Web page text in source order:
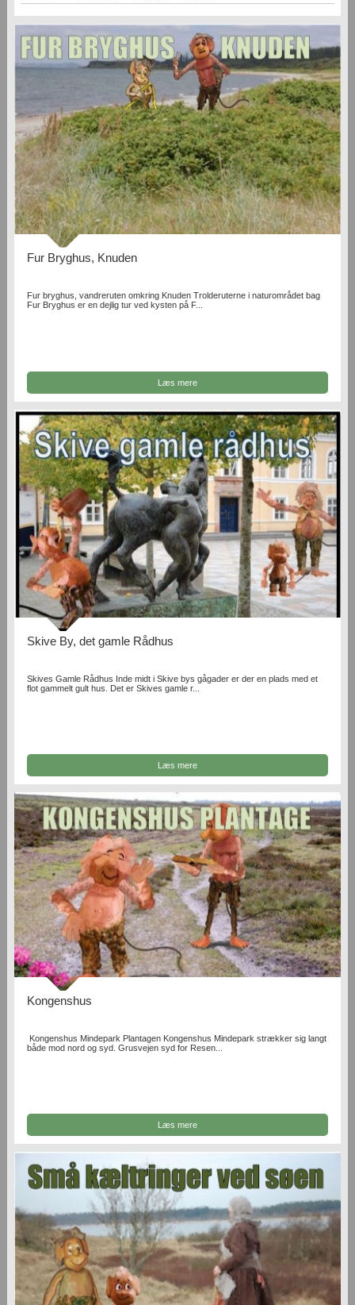
Fur Bryghus, Knuden
Fur bryghus, vandreruten omkring Knuden Trolderuterne i naturområdet bag
Fur Bryghus er en dejlig tur ved kysten på F...
Læs mere
Skive By, det gamle Rådhus
Skives Gamle Rådhus Inde midt i Skive bys gågader er der en plads med et
flot gammelt gult hus. Det er Skives gamle r...
Læs mere
Kongenshus
Kongenshus Mindepark Plantagen Kongenshus Mindepark strækker sig langt
både mod nord og syd. Grusvejen syd for Resen...
Læs mere